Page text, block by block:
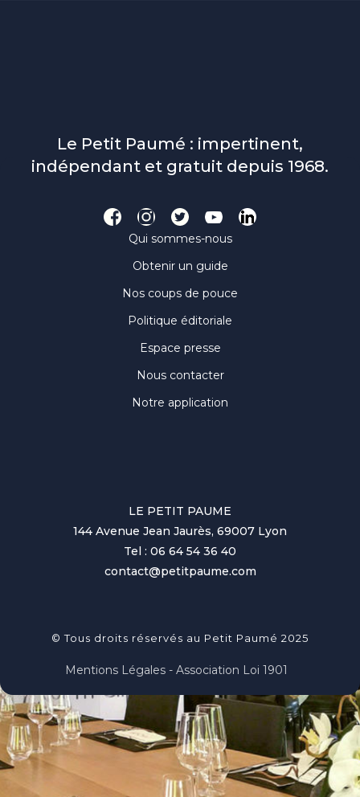
Le Petit Paumé : impertinent,
indépendant et gratuit depuis 1968.
Qui sommes-nous
Obtenir un guide
Nos coups de pouce
Politique éditoriale
Espace presse
Nous contacter
Notre application
LE PETIT PAUME
144 Avenue Jean Jaurès, 69007 Lyon
Tel : 06 64 54 36 40
contact@petitpaume.com
© Tous droits réservés au Petit Paumé 2025
Mentions Légales - Association Loi 1901